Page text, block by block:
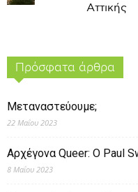
Αττικής
Πρόσφατα άρθρα
Μεταναστεύουμε;
22 Μαΐου 2023
Αρχέγονα Queer: O Paul
8 Μαΐου 2023